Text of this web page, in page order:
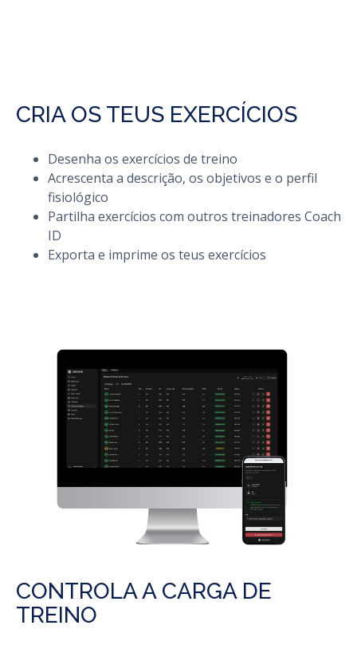
CRIA OS TEUS EXERCÍCIOS
Desenha os exercícios de treino
Acrescenta a descrição, os objetivos e o perfil
fisiológico
Partilha exercícios com outros treinadores Coach
ID
Exporta e imprime os teus exercícios
CONTROLA A CARGA DE
TREINO